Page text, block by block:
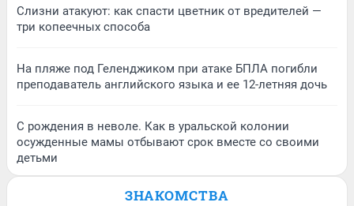
Слизни атакуют: как спасти цветник от вредителей —
три копеечных способа
На пляже под Геленджиком при атаке БПЛА погибли
преподаватель английского языка и ее 12-летняя дочь
С рождения в неволе. Как в уральской колонии
осужденные мамы отбывают срок вместе со своими
детьми
ЗНАКОМСТВА